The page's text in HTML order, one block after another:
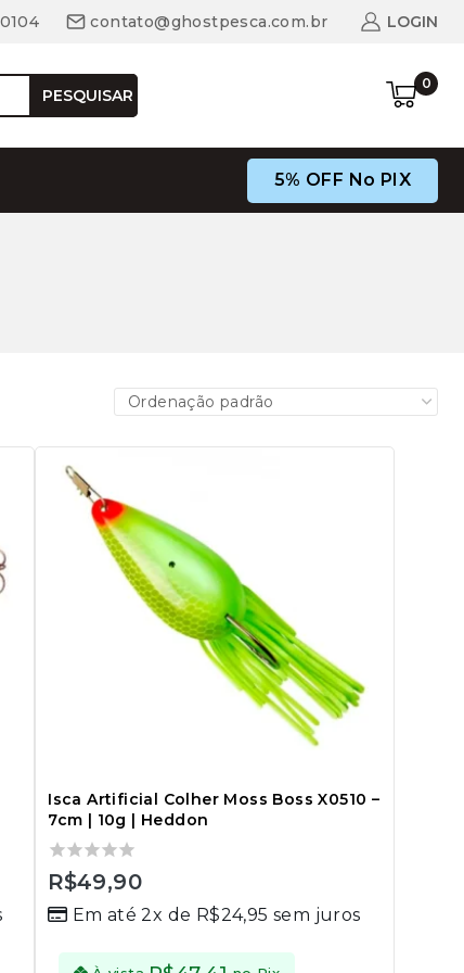
contato@ghostpesca.com.br LOGIN
PESQUISAR
0
5% OFF No PIX
Isca Artificial Colher Moss Boss X0510 –
7cm | 10g | Heddon
0
of
R$49,90
Em até 2x de R$24,95 sem juros